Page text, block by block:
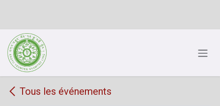
Se rendre au contenu
Tous les événements